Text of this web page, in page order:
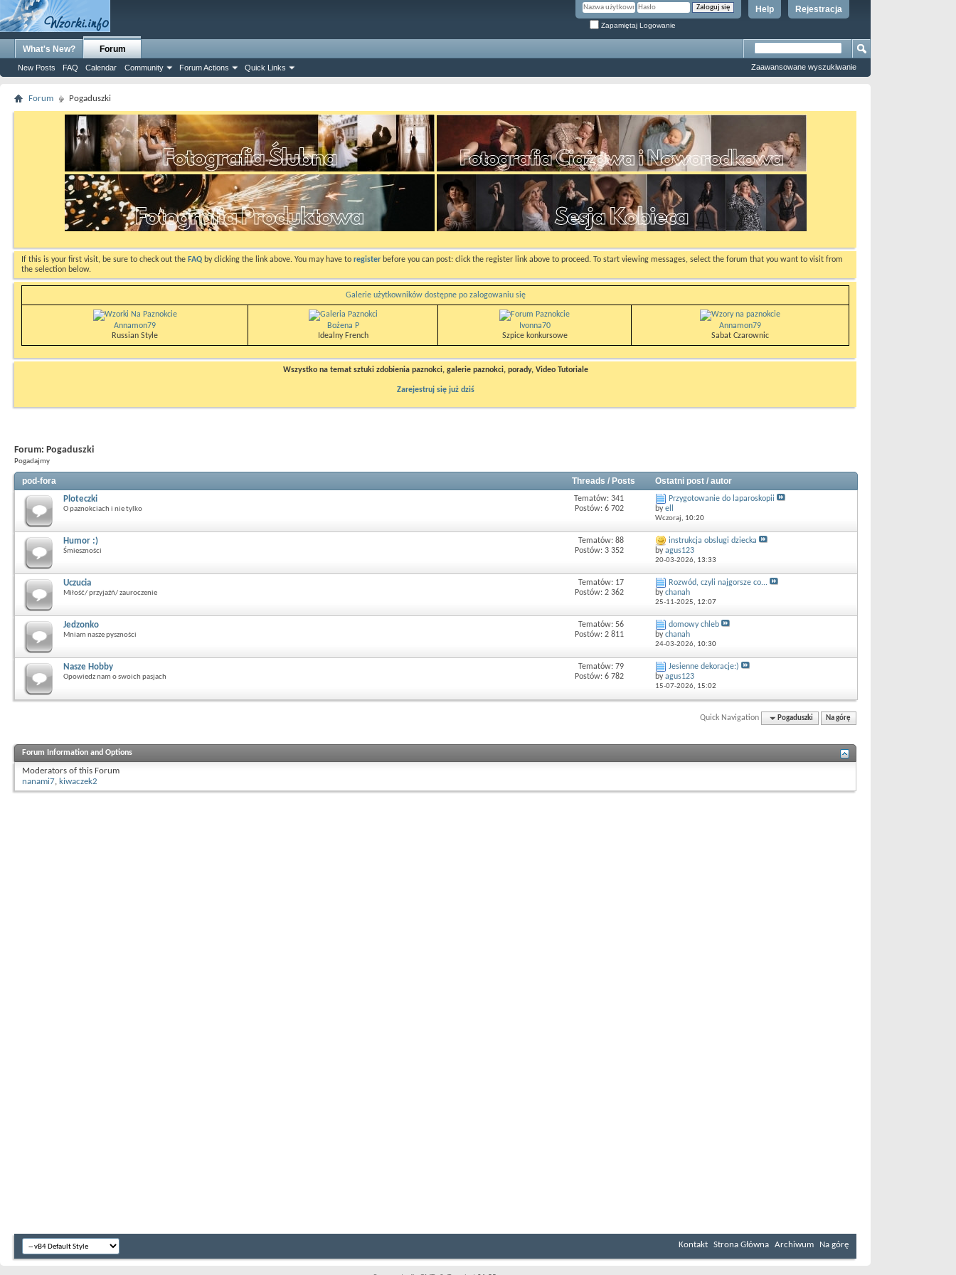
Rejestracja
Help
Zapamiętaj Logowanie
What's New? Forum
New Posts FAQ Calendar Community Forum Actions Quick Links Zaawansowane wyszukiwanie
Forum Pogaduszki
If this is your first visit, be sure to check out the FAQ by clicking the link above. You may have to register before you can post: click the register link above to proceed. To start viewing messages, select the forum that you want to visit from
the selection below.
Galerie użytkowników dostępne po zalogowaniu się
Annamon79
Russian Style
Bożena P
Idealny French
Ivonna70
Szpice konkursowe
Annamon79
Sabat Czarownic
Wszystko na temat sztuki zdobienia paznokci, galerie paznokci, porady, Video Tutoriale
Zarejestruj się już dziś
Forum: Pogaduszki
Pogadajmy
pod-fora Threads / Posts Ostatni post / autor
Ploteczki
O paznokciach i nie tylko
Tematów: 341
Postów: 6 702
Przygotowanie do laparoskopii
byell
Wczoraj, 10:20
Humor :)
Śmieszności
Tematów: 88
Postów: 3 352
instrukcja obslugi dziecka
byagus123
20-03-2026, 13:33
Uczucia
Miłość/ przyjaźń/ zauroczenie
Tematów: 17
Postów: 2 362
Rozwód, czyli najgorsze co...
bychanah
25-11-2025, 12:07
Jedzonko
Mniam nasze pyszności
Tematów: 56
Postów: 2 811
domowy chleb
bychanah
24-03-2026, 10:30
Nasze Hobby
Opowiedz nam o swoich pasjach
Tematów: 79
Postów: 6 782
Jesienne dekoracje:)
byagus123
15-07-2026, 15:02
Quick Navigation Pogaduszki Na górę
Forum Information and Options
Moderators of this Forum
nanami7, kiwaczek2
Kontakt Strona Główna Archiwum Na górę